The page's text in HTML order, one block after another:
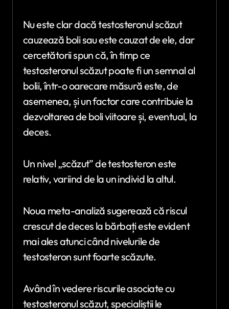
Nu este clar dacă testosteronul scăzut
cauzează boli sau este cauzat de ele, dar
cercetătorii spun că, în timp ce
testosteronul scăzut poate fi un semnal al
bolii, într-o oarecare măsură este, de
asemenea, și un factor care contribuie la
dezvoltarea de boli viitoare și, eventual, la
deces.
Un nivel „scăzut” de testosteron este
relativ, variind de la un individ la altul.
Noua meta-analiză sugerează că riscul
crescut de deces la bărbați este evident
mai ales atunci când nivelurile de
testosteron sunt foarte scăzute.
Având în vedere riscurile asociate cu
testosteronul scăzut, specialiștii le